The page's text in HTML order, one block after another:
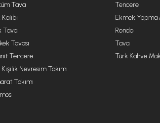
Tava
Tava
Tavası
Tencere
Nevresim Takımı
Takımı
Tencere
Ekmek Yapma
Rondo
Tava
Türk Kahve